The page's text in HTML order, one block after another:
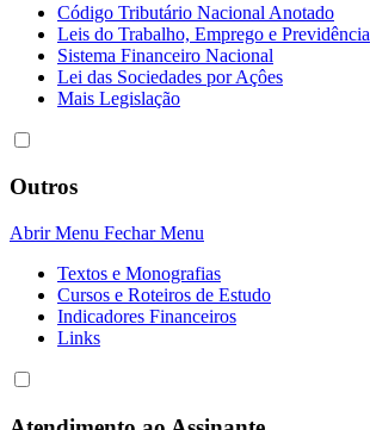
Código Tributário Nacional Anotado
Leis do Trabalho, Emprego e Previdência
Sistema Financeiro Nacional
Lei das Sociedades por Açôes
Mais Legislação
Outros
Abrir Menu Fechar Menu
Textos e Monografias
Cursos e Roteiros de Estudo
Indicadores Financeiros
Links